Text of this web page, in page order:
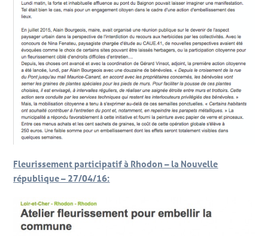
Fleurissement participatif à Rhodon – la Nouvelle
république – 27/04/16: